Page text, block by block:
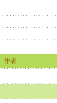
作者